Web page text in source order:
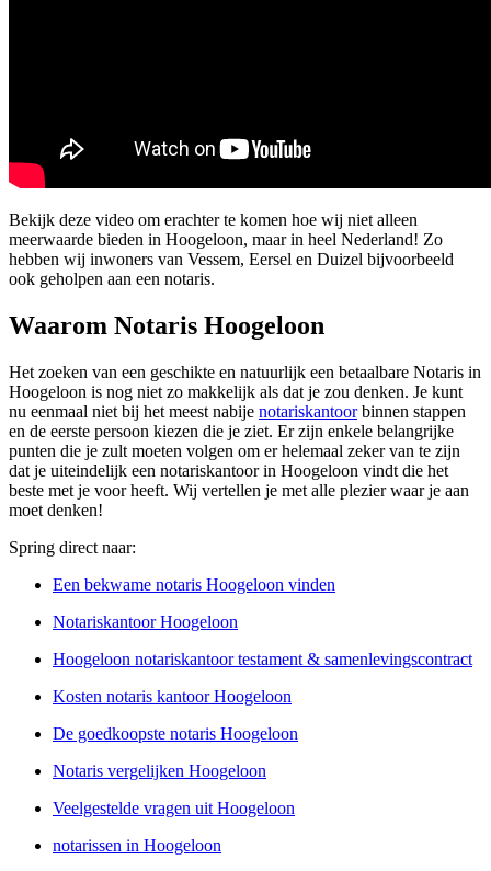
Bekijk deze video om erachter te komen hoe wij niet alleen
meerwaarde bieden in Hoogeloon, maar in heel Nederland! Zo
hebben wij inwoners van Vessem, Eersel en Duizel bijvoorbeeld
ook geholpen aan een notaris.
Waarom Notaris Hoogeloon
Het zoeken van een geschikte en natuurlijk een betaalbare Notaris in
Hoogeloon is nog niet zo makkelijk als dat je zou denken. Je kunt
nu eenmaal niet bij het meest nabije notariskantoorbinnen stappen
en de eerste persoon kiezen die je ziet. Er zijn enkele belangrijke
punten die je zult moeten volgen om er helemaal zeker van te zijn
dat je uiteindelijk een notariskantoor in Hoogeloon vindt die het
beste met je voor heeft. Wij vertellen je met alle plezier waar je aan
moet denken!
Spring direct naar:
Een bekwame notaris Hoogeloon vinden
Notariskantoor Hoogeloon
Hoogeloon notariskantoor testament & samenlevingscontract
Kosten notaris kantoor Hoogeloon
De goedkoopste notaris Hoogeloon
Notaris vergelijken Hoogeloon
Veelgestelde vragen uit Hoogeloon
notarissen in Hoogeloon